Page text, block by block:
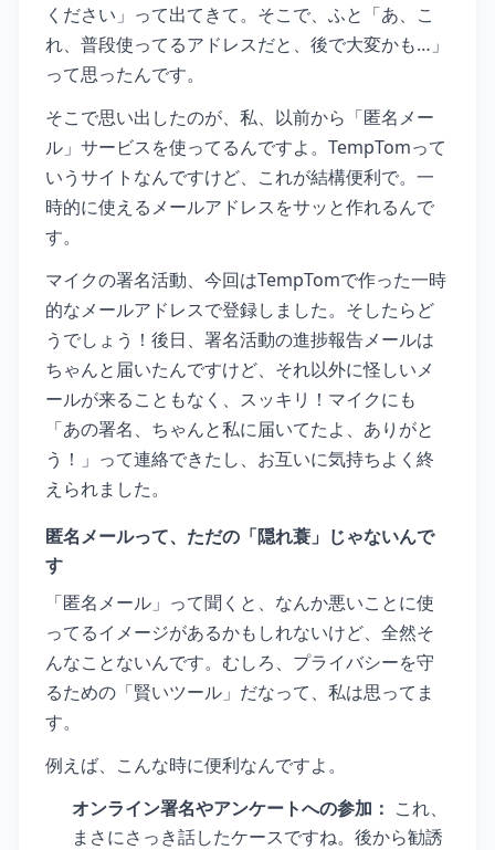
ください」って出てきて。そこで、ふと「あ、こ
れ、普段使ってるアドレスだと、後で大変かも…」
って思ったんです。
そこで思い出したのが、私、以前から「匿名メー
ル」サービスを使ってるんですよ。TempTomって
いうサイトなんですけど、これが結構便利で。一
時的に使えるメールアドレスをサッと作れるんで
す。
マイクの署名活動、今回はTempTomで作った一時
的なメールアドレスで登録しました。そしたらど
うでしょう！後日、署名活動の進捗報告メールは
ちゃんと届いたんですけど、それ以外に怪しいメ
ールが来ることもなく、スッキリ！マイクにも
「あの署名、ちゃんと私に届いてたよ、ありがと
う！」って連絡できたし、お互いに気持ちよく終
えられました。
匿名メールって、ただの「隠れ蓑」じゃないんで
す
「匿名メール」って聞くと、なんか悪いことに使
ってるイメージがあるかもしれないけど、全然そ
んなことないんです。むしろ、プライバシーを守
るための「賢いツール」だなって、私は思ってま
す。
例えば、こんな時に便利なんですよ。
オンライン署名やアンケートへの参加： これ、
まさにさっき話したケースですね。後から勧誘